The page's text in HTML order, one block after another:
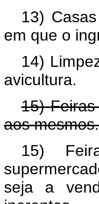
13)
em que o
14)
avicultura.
15)
aos mesmos.
15)
seja a